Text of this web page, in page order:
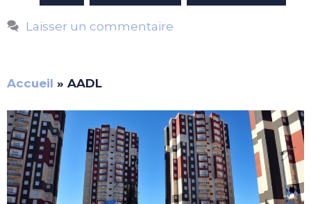
Laisser un commentaire
Accueil » AADL